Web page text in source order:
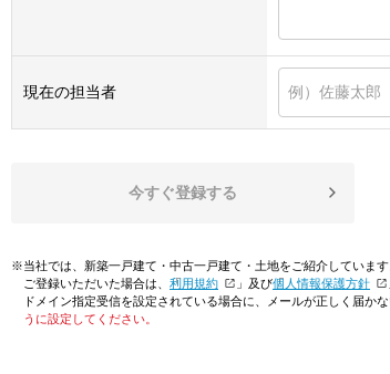
現在の担当者
今すぐ登録する
※当社では、新築一戸建て・中古一戸建て・土地をご紹介しています
ご登録いただいた場合は、「利用規約 」及び「個人情報保護方針
ドメイン指定受信を設定されている場合に、メールが正しく届かな
うに設定してください。